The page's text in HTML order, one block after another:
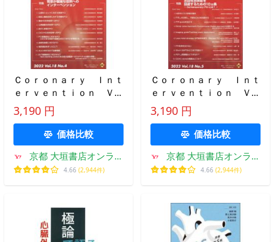
Ｃｏｒｏｎａｒｙ Ｉｎｔ
ｅｒｖｅｎｔｉｏｎ Ｖｏ
ｌ．１８Ｎｏ．４（２０２
２）
3,190 円
価格比較
京都 大垣書店オンライ
ン
4.66 (2,944件)
Ｃｏｒｏｎａｒｙ Ｉｎｔ
ｅｒｖｅｎｔｉｏｎ Ｖｏ
ｌ．１８Ｎｏ．５（２０２
２）
3,190 円
価格比較
京都 大垣書店オンライ
ン
4.66 (2,944件)